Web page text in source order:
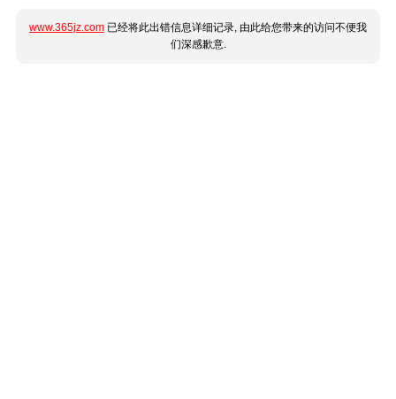
www.365jz.com 已经将此出错信息详细记录, 由此给您带来的访问不便我
们深感歉意.